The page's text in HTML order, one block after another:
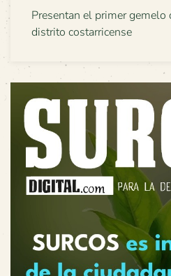
Presentan el primer
distrito costarricense